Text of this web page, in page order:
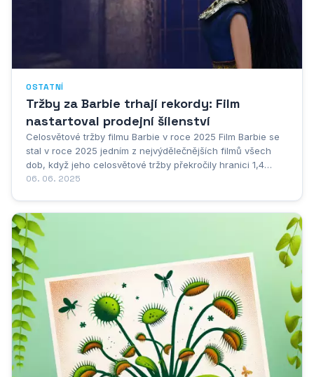
OSTATNÍ
Tržby za Barbie trhají rekordy: Film
nastartoval prodejní šílenství
Celosvětové tržby filmu Barbie v roce 2025 Film Barbie se
stal v roce 2025 jedním z nejvýdělečnějších filmů všech
dob, když jeho celosvětové tržby překročily hranici 1,4
miliardy dolarů. Tento mimořádný úspěch překonal veškerá
06. 06. 2025